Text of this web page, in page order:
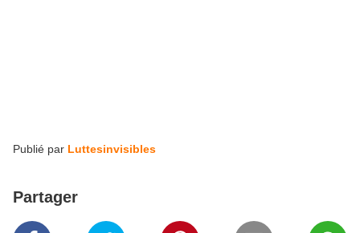
Publié par Luttesinvisibles
Partager